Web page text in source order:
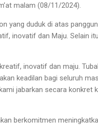
malam (08/11/2024).
yang duduk di atas
inovatif dan Maju. Selain
inovatif dan maju.
keadilan bagi seluruh
jabarkan secara konkret
berkomitmen